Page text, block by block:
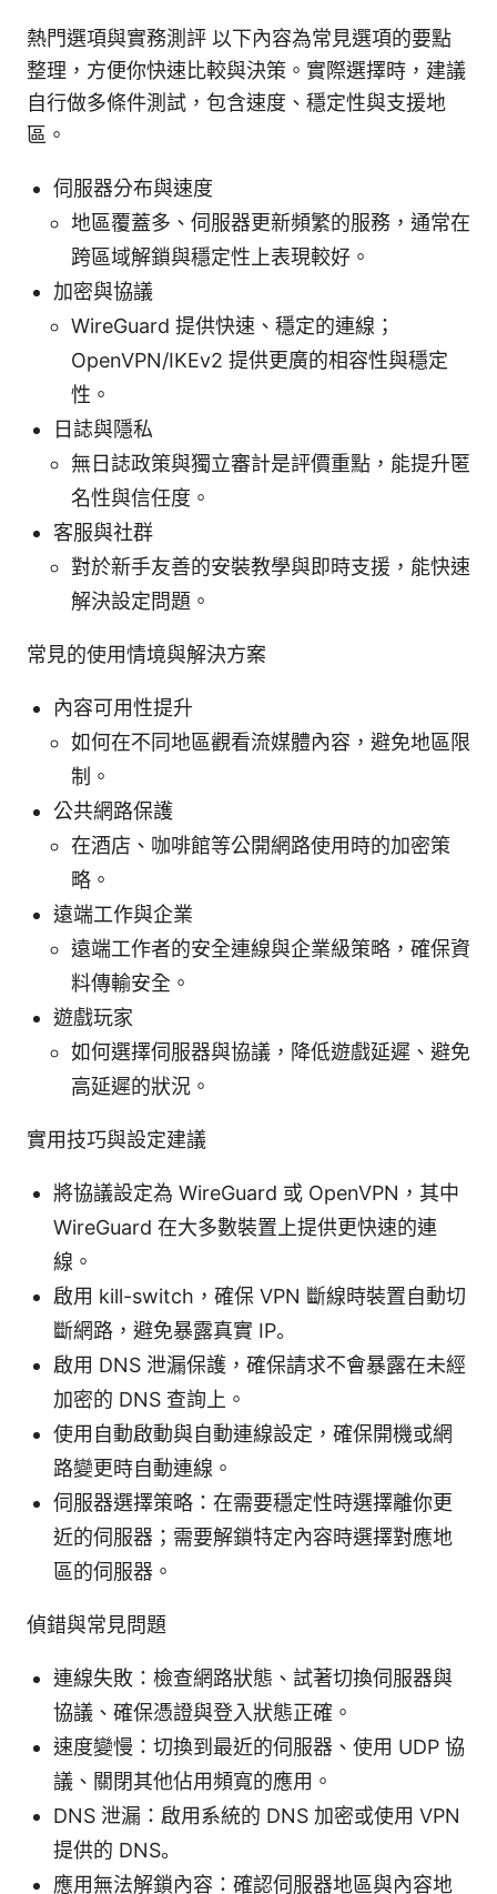
熱門選項與實務測評 以下內容為常見選項的要點
整理，方便你快速比較與決策。實際選擇時，建議
自行做多條件測試，包含速度、穩定性與支援地
區。
伺服器分布與速度
地區覆蓋多、伺服器更新頻繁的服務，通常在
跨區域解鎖與穩定性上表現較好。
加密與協議
WireGuard 提供快速、穩定的連線；
OpenVPN/IKEv2 提供更廣的相容性與穩定
性。
日誌與隱私
無日誌政策與獨立審計是評價重點，能提升匿
名性與信任度。
客服與社群
對於新手友善的安裝教學與即時支援，能快速
解決設定問題。
常見的使用情境與解決方案
內容可用性提升
如何在不同地區觀看流媒體內容，避免地區限
制。
公共網路保護
在酒店、咖啡館等公開網路使用時的加密策
略。
遠端工作與企業
遠端工作者的安全連線與企業級策略，確保資
料傳輸安全。
遊戲玩家
如何選擇伺服器與協議，降低遊戲延遲、避免
高延遲的狀況。
實用技巧與設定建議
將協議設定為 WireGuard 或 OpenVPN，其中
WireGuard 在大多數裝置上提供更快速的連
線。
啟用 kill-switch，確保 VPN 斷線時裝置自動切
斷網路，避免暴露真實 IP。
啟用 DNS 泄漏保護，確保請求不會暴露在未經
加密的 DNS 查詢上。
使用自動啟動與自動連線設定，確保開機或網
路變更時自動連線。
伺服器選擇策略：在需要穩定性時選擇離你更
近的伺服器；需要解鎖特定內容時選擇對應地
區的伺服器。
偵錯與常見問題
連線失敗：檢查網路狀態、試著切換伺服器與
協議、確保憑證與登入狀態正確。
速度變慢：切換到最近的伺服器、使用 UDP 協
議、關閉其他佔用頻寬的應用。
DNS 泄漏：啟用系統的 DNS 加密或使用 VPN
提供的 DNS。
應用無法解鎖內容：確認伺服器地區與內容地